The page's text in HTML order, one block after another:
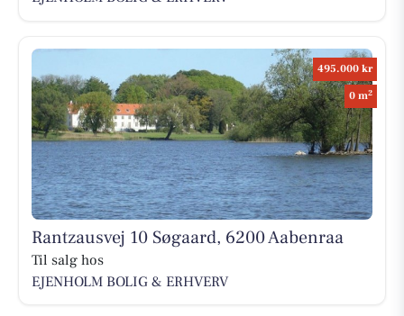
495.000 kr
0 m2
Rantzausvej 10 Søgaard, 6200 Aabenraa
Til salg hos
EJENHOLM BOLIG & ERHVERV